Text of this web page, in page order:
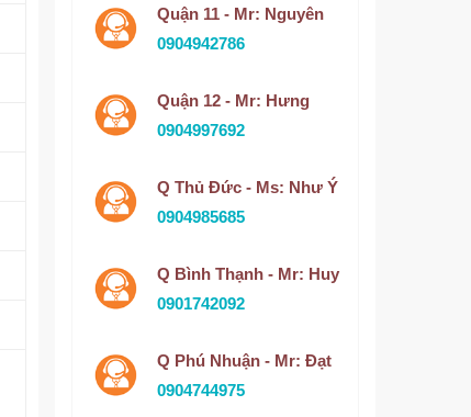
Quận 11 - Mr: Nguyên
0904942786
Quận 12 - Mr: Hưng
0904997692
Q Thủ Đức - Ms: Như Ý
0904985685
Q Bình Thạnh - Mr: Huy
0901742092
Q Phú Nhuận - Mr: Đạt
0904744975